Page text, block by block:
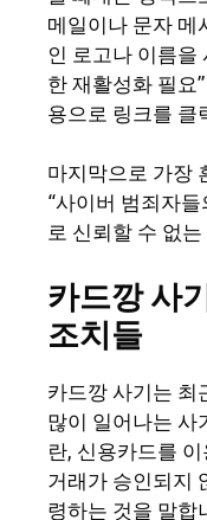
메일이나 문자 메
인 로고나 이름을
한 재활성화 필요
용으로 링크를 클
마지막으로 가장
“사이버 범죄자
로 신뢰할 수 없는
카드깡 사
조치들
카드깡 사기는 최
많이 일어나는 사
란, 신용카드를
거래가 승인되지
령하는 것을 말합